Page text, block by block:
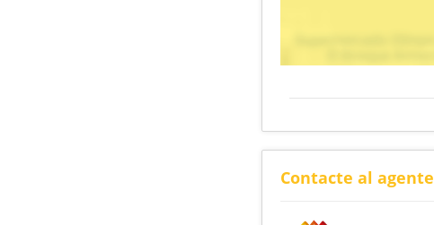
Contacte al agente